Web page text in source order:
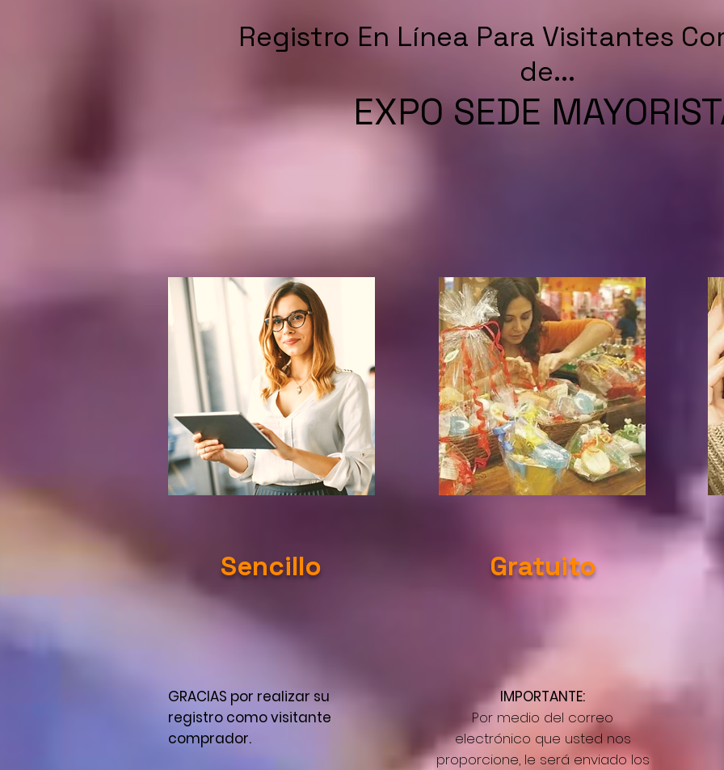
Registro En Línea Para Visitantes
de...
EXPO SEDE
Sencillo Gratuito
GRACIAS por realizar su
registro como visitante
comprador.
IMPORTANTE:
Por medio del correo
electrónico que usted nos
proporcione, le será enviado los